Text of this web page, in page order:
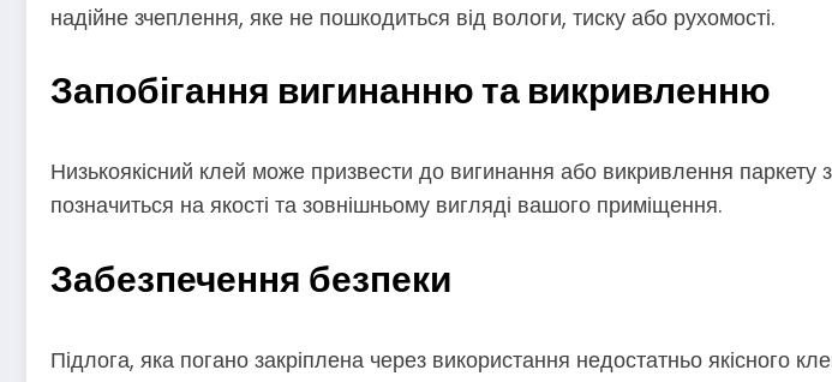
надійне зчеплення, яке не пошкодиться від вологи, тиску або рухомості.
Запобігання вигинанню та викривленню
Низькоякісний клей може призвести до вигинання або викривлення
позначиться на якості та зовнішньому вигляді вашого приміщення.
Забезпечення безпеки
Підлога, яка погано закріплена через використання недостатньо якісного